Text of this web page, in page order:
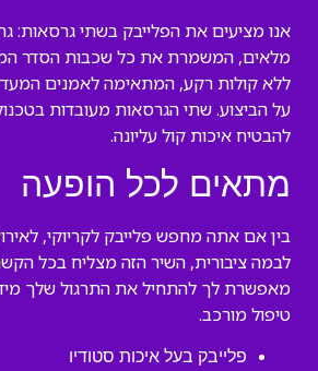
אנו מציעים את הפלייבק בשתי גרסאות:
מלאים, המשמרת את כל שכבות הסדר
ללא קולות רקע, המתאימה לאמנים
על הביצוע. שתי הגרסאות מעובדות
להבטיח איכות קול עליונה.
מתאים לכל הופעה
בין אם אתה מחפש פלייבק לקריוקי,
לבמה ציבורית, השיר הזה מצליח בכל
מאפשרת לך להתחיל את התרגול שלך
טיפול מורכב.
פלייבק בעל איכות סטודיו